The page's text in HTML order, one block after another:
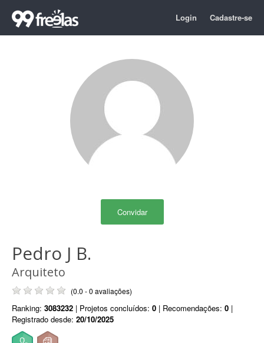
Login Cadastre-se
Convidar
Pedro J B.
Arquiteto
(0.0 - 0 avaliações)
Ranking: 3083232 | Projetos concluídos: 0 | Recomendações: 0 |
Registrado desde: 20/10/2025